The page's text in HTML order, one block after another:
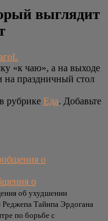
выглядит
«к чаю», а на выходе
на праздничный стол
в рубрике Еда. Добавьте
о
об ухудшении
Реджепа Тайипа Эрдогана
по борьбе с